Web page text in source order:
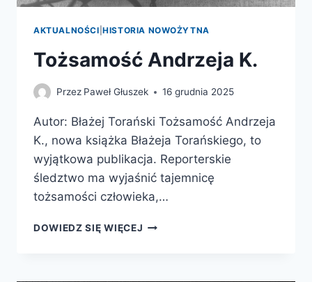
AKTUALNOŚCI |HISTORIA NOWOŻYTNA
Tożsamość Andrzeja K.
Przez Paweł Głuszek 16 grudnia 2025
Autor: Błażej Torański Tożsamość Andrzeja
K., nowa książka Błażeja Torańskiego, to
wyjątkowa publikacja. Reporterskie
śledztwo ma wyjaśnić tajemnicę
tożsamości człowieka,…
DOWIEDZ SIĘ WIĘCEJ TOŻSAMOŚĆ